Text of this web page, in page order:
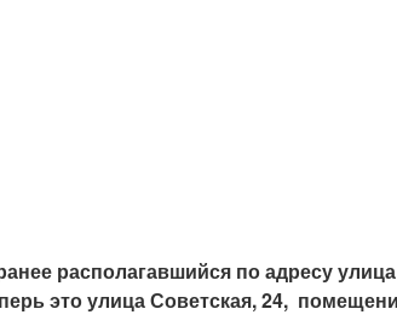
располагавшийся по адресу
это улица Советская, 24,